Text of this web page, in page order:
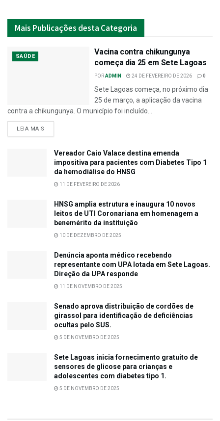
Mais Publicações desta Categoria
SAÚDE
Vacina contra chikungunya
começa dia 25 em Sete Lagoas
PORADMIN 24 DE FEVEREIRO DE 2026 0
Sete Lagoas começa, no próximo dia
25 de março, a aplicação da vacina
contra a chikungunya. O município foi incluído...
LEIA MAIS
Vereador Caio Valace destina emenda
impositiva para pacientes com Diabetes Tipo 1
da hemodiálise do HNSG
11 DE FEVEREIRO DE 2026
HNSG amplia estrutura e inaugura 10 novos
leitos de UTI Coronariana em homenagem a
benemérito da instituição
10 DE DEZEMBRO DE 2025
Denúncia aponta médico recebendo
representante com UPA lotada em Sete Lagoas.
Direção da UPA responde
11 DE NOVEMBRO DE 2025
Senado aprova distribuição de cordões de
girassol para identificação de deficiências
ocultas pelo SUS.
5 DE NOVEMBRO DE 2025
Sete Lagoas inicia fornecimento gratuito de
sensores de glicose para crianças e
adolescentes com diabetes tipo 1.
5 DE NOVEMBRO DE 2025